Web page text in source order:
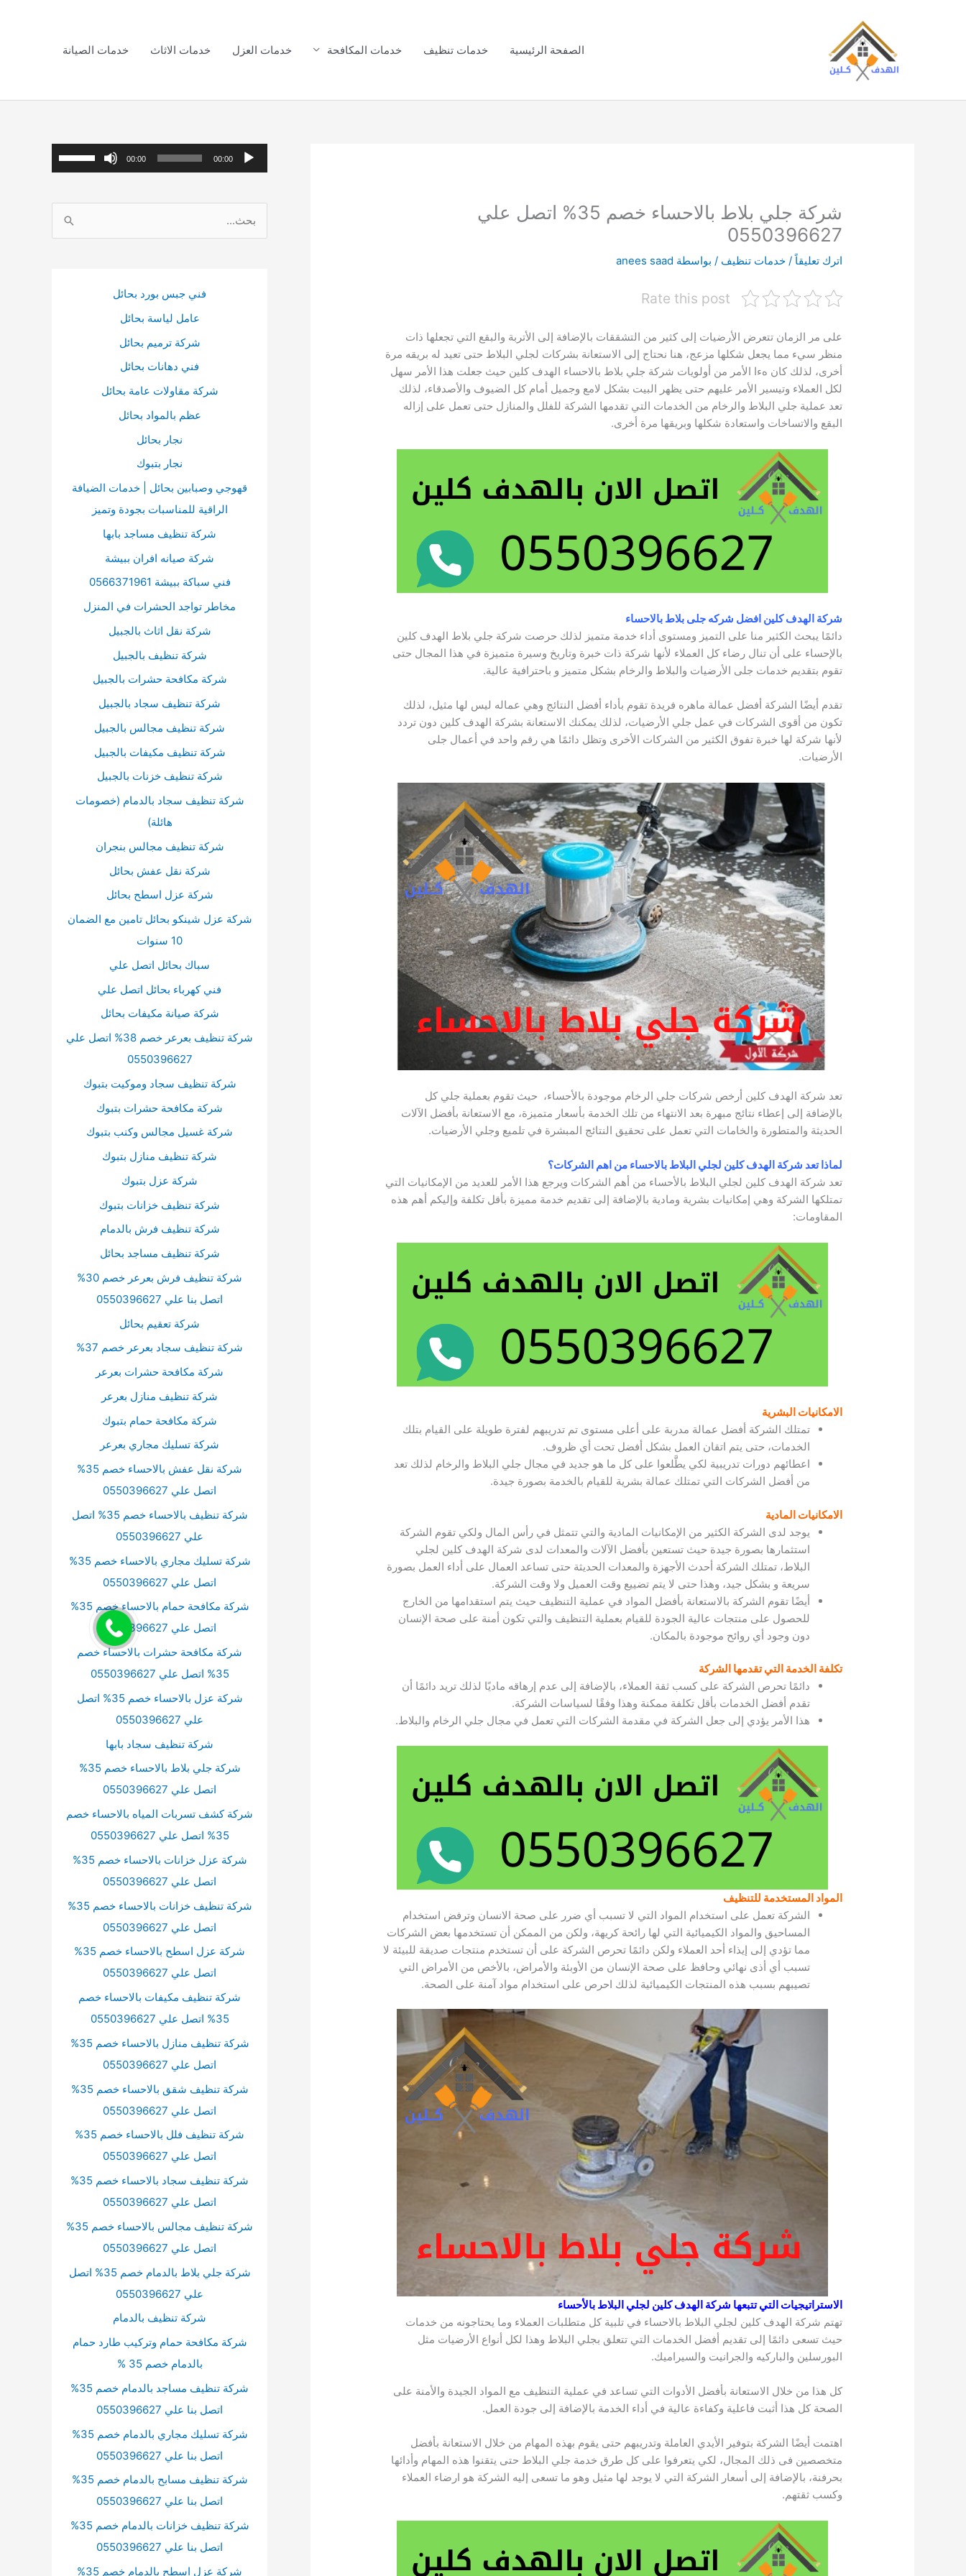
الصفحة الرئيسية خدمات تنظيف خدمات المكافحة خدمات العزل خدمات الاثاث خدمات الصيانة
شركة جلي بلاط بالاحساء خصم 35% اتصل علي
0550396627
اترك تعليقاً /خدمات تنظيف / بواسطة anees saad
Rate this post
على مر الزمان تتعرض الأرضيات إلى كثير من التشققات بالإضافة إلى الأتربة والبقع التي تجعلها ذات
منظر سيء مما يجعل شكلها مزعج، هنا نحتاج إلى الاستعانة بشركات لجلي البلاط حتى تعيد له بريقه مرة
أخرى، لذلك كان هءا الأمر من أولويات شركة جلي بلاط بالاحساء الهدف كلين حيث جعلت هذا الأمر سهل
لكل العملاء وتيسير الأمر عليهم حتى يظهر البيت بشكل لامع وجميل أمام كل الضيوف والأصدقاء، لذلك
تعد عملية جلي البلاط والرخام من الخدمات التي تقدمها الشركة للفلل والمنازل حتى تعمل على إزاله
البقع والاتساخات واستعادة شكلها وبريقها مرة أخرى.
شركة الهدف كلين افضل شركه جلى بلاط بالاحساء
دائمًا يبحث الكثير منا على التميز ومستوى أداء خدمة متميز لذلك حرصت شركة جلي بلاط الهدف كلين
بالإحساء على أن تنال رضاء كل العملاء لأنها شركة ذات خبرة وتاريخ وسيرة متميزة في هذا المجال حتى
تقوم بتقديم خدمات جلى الأرضيات والبلاط والرخام بشكل متميز و باحترافية عالية.
تقدم أيضًا الشركة أفضل عمالة ماهره فريدة تقوم بأداء أفضل النتائج وهي عماله ليس لها مثيل، لذلك
تكون من أقوى الشركات في عمل جلي الأرضيات، لذلك يمكنك الاستعانة بشركة الهدف كلين دون تردد
لأنها شركة لها خبرة تفوق الكثير من الشركات الأخرى وتظل دائمًا هي رقم واحد في أعمال جلى
الأرضيات.
تعد شركة الهدف كلين أرخص شركات جلي الرخام موجودة بالأحساء، حيث تقوم بعملية جلي كل
بالإضافة إلى إعطاء نتائج مبهرة بعد الانتهاء من تلك الخدمة بأسعار متميزة، مع الاستعانة بأفضل الآلات
الحديثة والمتطورة والخامات التي تعمل على تحقيق النتائج المبشرة في تلميع وجلي الأرضيات.
لماذا تعد شركة الهدف كلين لجلي البلاط بالاحساء من اهم الشركات؟
تعد شركة الهدف كلين لجلي البلاط بالأحساء من أهم الشركات ويرجع هذا الأمر للعديد من الإمكانيات التي
تمتلكها الشركة وهي إمكانيات بشرية ومادية بالإضافة إلى تقديم خدمة مميزة بأقل تكلفة وإليكم أهم هذه
المقاومات:
الامكانيات البشرية
تمتلك الشركة أفضل عمالة مدربة على أعلى مستوى تم تدريبهم لفترة طويلة على القيام بتلك
الخدمات، حتى يتم اتقان العمل بشكل أفضل تحت أي ظروف.
اعطائهم دورات تدريبية لكي يطَّلعوا على كل ما هو جديد في مجال جلي البلاط والرخام لذلك تعد
من أفضل الشركات التي تمتلك عمالة بشرية للقيام بالخدمة بصورة جيدة.
الامكانيات المادية
يوجد لدى الشركة الكثير من الإمكانيات المادية والتي تتمثل في رأس المال ولكي تقوم الشركة
استثمارها بصورة جيدة حيث تستعين بأفضل الآلات والمعدات لدى شركة الهدف كلين لجلي
البلاط، تمتلك الشركة أحدث الأجهزة والمعدات الحديثة حتى تساعد العمال على أداء العمل بصورة
سريعة و بشكل جيد، وهذا حتى لا يتم تضييع وقت العميل ولا وقت الشركة.
أيضًا تقوم الشركة بالاستعانة بأفضل المواد في عملية التنظيف حيث يتم استقدامها من الخارج
للحصول على منتجات عالية الجودة للقيام بعملية التنظيف والتي تكون أمنة على صحة الإنسان
دون وجود أي روائح موجودة بالمكان.
تكلفة الخدمة التي تقدمها الشركة
دائمًا تحرص الشركة على كسب ثقة العملاء، بالإضافة إلى عدم إرهاقه ماديًا لذلك تريد دائمًا أن
تقدم أفضل الخدمات بأقل تكلفة ممكنة وهذا وفقًا لسياسات الشركة.
هذا الأمر يؤدي إلى جعل الشركة في مقدمة الشركات التي تعمل في مجال جلي الرخام والبلاط.
المواد المستخدمة للتنظيف
الشركة تعمل على استخدام المواد التي لا تسبب أي ضرر على صحة الانسان وترفض استخدام
المساحيق والمواد الكيميائية التي لها رائحة كريهة، ولكن من الممكن أن تستخدمها بعض الشركات
مما تؤدي إلى إيذاء أحد العملاء ولكن دائمًا تحرص الشركة على أن تستخدم منتجات صديقة للبيئة لا
تسبب أي أذى نهائي وحافظ على صحة الإنسان من الأوبئة والأمراض، بالأخص من الأمراض التي
تصيبهم بسبب هذه المنتجات الكيميائية لذلك احرص على استخدام مواد آمنة على الصحة.
الاستراتيجيات التي تتبعها شركة الهدف كلين لجلي البلاط بالأحساء
تهتم شركة الهدف كلين لجلي البلاط بالاحساء في تلبية كل متطلبات العملاء وما يحتاجونه من خدمات
حيث تسعى دائمًا إلى تقديم أفضل الخدمات التي تتعلق بجلي البلاط وهذا لكل أنواع الأرضيات مثل
البورسلين والباركيه والجرانيت والسيراميك.
كل هذا من خلال الاستعانة بأفضل الأدوات التي تساعد في عملية التنظيف مع المواد الجيدة والأمنة على
الصحة كل هذا أثبت فاعلية وكفاءة عالية في أداء الخدمة بالإضافة إلى جودة العمل.
اهتمت أيضًا الشركة بتوفير الأيدي العاملة وتدريبهم حتى يقوم بهذه المهام من خلال الاستعانة بأفضل
متخصصين فى ذلك المجال، لكي يتعرفوا على كل طرق خدمة جلي البلاط حتى يتقنوا هذه المهام وأدائها
بحرفنة، بالإضافة إلى أسعار الشركة التي لا يوجد لها مثيل وهو ما تسعى إليه الشركة هو ارضاء العملاء
وكسب ثقتهم.
ش
ا
00:00
00:00
ا
س
د
فني جبس بورد بحائل
عامل لياسة بحائل
شركة ترميم بحائل
فني دهانات بحائل
شركة مقاولات عامة بحائل
عظم بالمواد بحائل
نجار بحائل
نجار بتبوك
قهوجي وصبابين بحائل | خدمات الضيافة
الراقية للمناسبات بجودة وتميز
شركة تنظيف مساجد بابها
شركة صيانه افران ببيشة
فني سباكة ببيشة 0566371961
مخاطر تواجد الحشرات في المنزل
شركة نقل اثاث بالجبيل
شركة تنظيف بالجبيل
شركة مكافحة حشرات بالجبيل
شركة تنظيف سجاد بالجبيل
شركة تنظيف مجالس بالجبيل
شركة تنظيف مكيفات بالجبيل
شركة تنظيف خزنات بالجبيل
شركة تنظيف سجاد بالدمام (خصومات
هائلة)
شركة تنظيف مجالس بنجران
شركة نقل عفش بحائل
شركة عزل اسطح بحائل
شركة عزل شينكو بحائل تامين مع الضمان
10 سنوات
سباك بحائل اتصل علي
فني كهرباء بحائل اتصل علي
شركة صيانة مكيفات بحائل
شركة تنظيف بعرعر خصم 38% اتصل علي
0550396627
شركة تنظيف سجاد وموكيت بتبوك
شركة مكافحة حشرات بتبوك
شركة غسيل مجالس وكنب بتبوك
شركة تنظيف منازل بتبوك
شركة عزل بتبوك
شركة تنظيف خزانات بتبوك
شركة تنظيف فرش بالدمام
شركة تنظيف مساجد بحائل
شركة تنظيف فرش بعرعر خصم 30%
اتصل بنا علي 0550396627
شركة تعقيم بحائل
شركة تنظيف سجاد بعرعر خصم 37%
شركة مكافحة حشرات بعرعر
شركة تنظيف منازل بعرعر
شركة مكافحة حمام بتبوك
شركة تسليك مجاري بعرعر
شركة نقل عفش بالاحساء خصم 35%
اتصل علي 0550396627
شركة تنظيف بالاحساء خصم 35% اتصل
علي 0550396627
شركة تسليك مجاري بالاحساء خصم 35%
اتصل علي 0550396627
شركة مكافحة حمام بالاحساء خصم 35%
اتصل علي 0550396627
شركة مكافحة حشرات بالاحساء خصم
35% اتصل علي 0550396627
شركة عزل بالاحساء خصم 35% اتصل
علي 0550396627
شركة تنظيف سجاد بابها
شركة جلي بلاط بالاحساء خصم 35%
اتصل علي 0550396627
شركة كشف تسربات المياه بالاحساء خصم
35% اتصل علي 0550396627
شركة عزل خزانات بالاحساء خصم 35%
اتصل علي 0550396627
شركة تنظيف خزانات بالاحساء خصم 35%
اتصل علي 0550396627
شركة عزل اسطح بالاحساء خصم 35%
اتصل علي 0550396627
شركة تنظيف مكيفات بالاحساء خصم
35% اتصل علي 0550396627
شركة تنظيف منازل بالاحساء خصم 35%
اتصل علي 0550396627
شركة تنظيف شقق بالاحساء خصم 35%
اتصل علي 0550396627
شركة تنظيف فلل بالاحساء خصم 35%
اتصل علي 0550396627
شركة تنظيف سجاد بالاحساء خصم 35%
اتصل علي 0550396627
شركة تنظيف مجالس بالاحساء خصم 35%
اتصل علي 0550396627
شركة جلي بلاط بالدمام خصم 35% اتصل
علي 0550396627
شركة تنظيف بالدمام
شركة مكافحة حمام وتركيب طارد حمام
بالدمام خصم 35 %
شركة تنظيف مساجد بالدمام خصم 35%
اتصل بنا علي 0550396627
شركة تسليك مجاري بالدمام خصم 35%
اتصل بنا علي 0550396627
شركة تنظيف مسابح بالدمام خصم 35%
اتصل بنا علي 0550396627
شركة تنظيف خزانات بالدمام خصم 35%
اتصل بنا علي 0550396627
شركة عزل اسطح بالدمام خصم 35%